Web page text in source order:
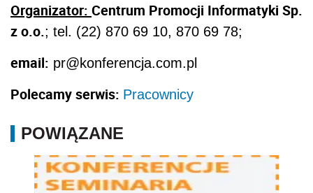
Organizator: Centrum Promocji Informatyki Sp.
z o.o.; tel. (22) 870 69 10, 870 69 78;
email: pr@konferencja.com.pl
Polecamy serwis: Pracownicy
POWIĄZANE